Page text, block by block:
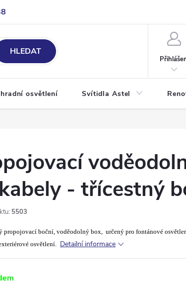
smlouvy Jak
HLEDAT
osvětlení Svítidla Astel
- třícestný
5503
propojovací boční, voděodolný box, určený pro fontánové
osvětlení. Detailní informace